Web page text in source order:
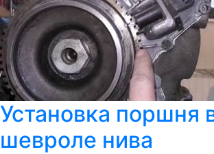
Установка поршня
шевроле нива